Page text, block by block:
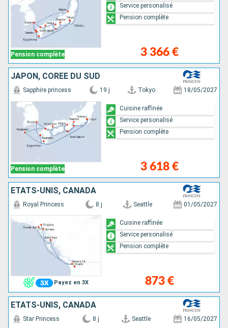
Pension complète 3 366 €
Service personalisé
Pension complète
JAPON, CORÉE DU SUD
Pension complète
Sapphire princess 19 j Tokyo 18/05/2027
3 618 €
Cuisine raffinée
Service personalisé
Pension complète
ÉTATS-UNIS, CANADA
Payez en 3X
Royal Princess 8 j Seattle 01/05/2027
873 €
Cuisine raffinée
Service personalisé
Pension complète
ÉTATS-UNIS, CANADA
Star Princess 8 j Seattle 16/05/2027